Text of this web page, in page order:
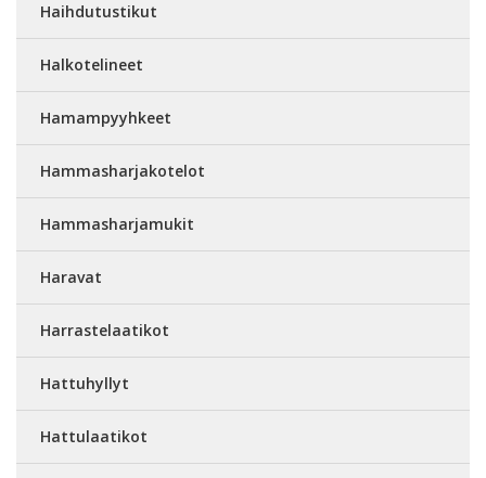
Haihdutustikut
Halkotelineet
Hamampyyhkeet
Hammasharjakotelot
Hammasharjamukit
Haravat
Harrastelaatikot
Hattuhyllyt
Hattulaatikot